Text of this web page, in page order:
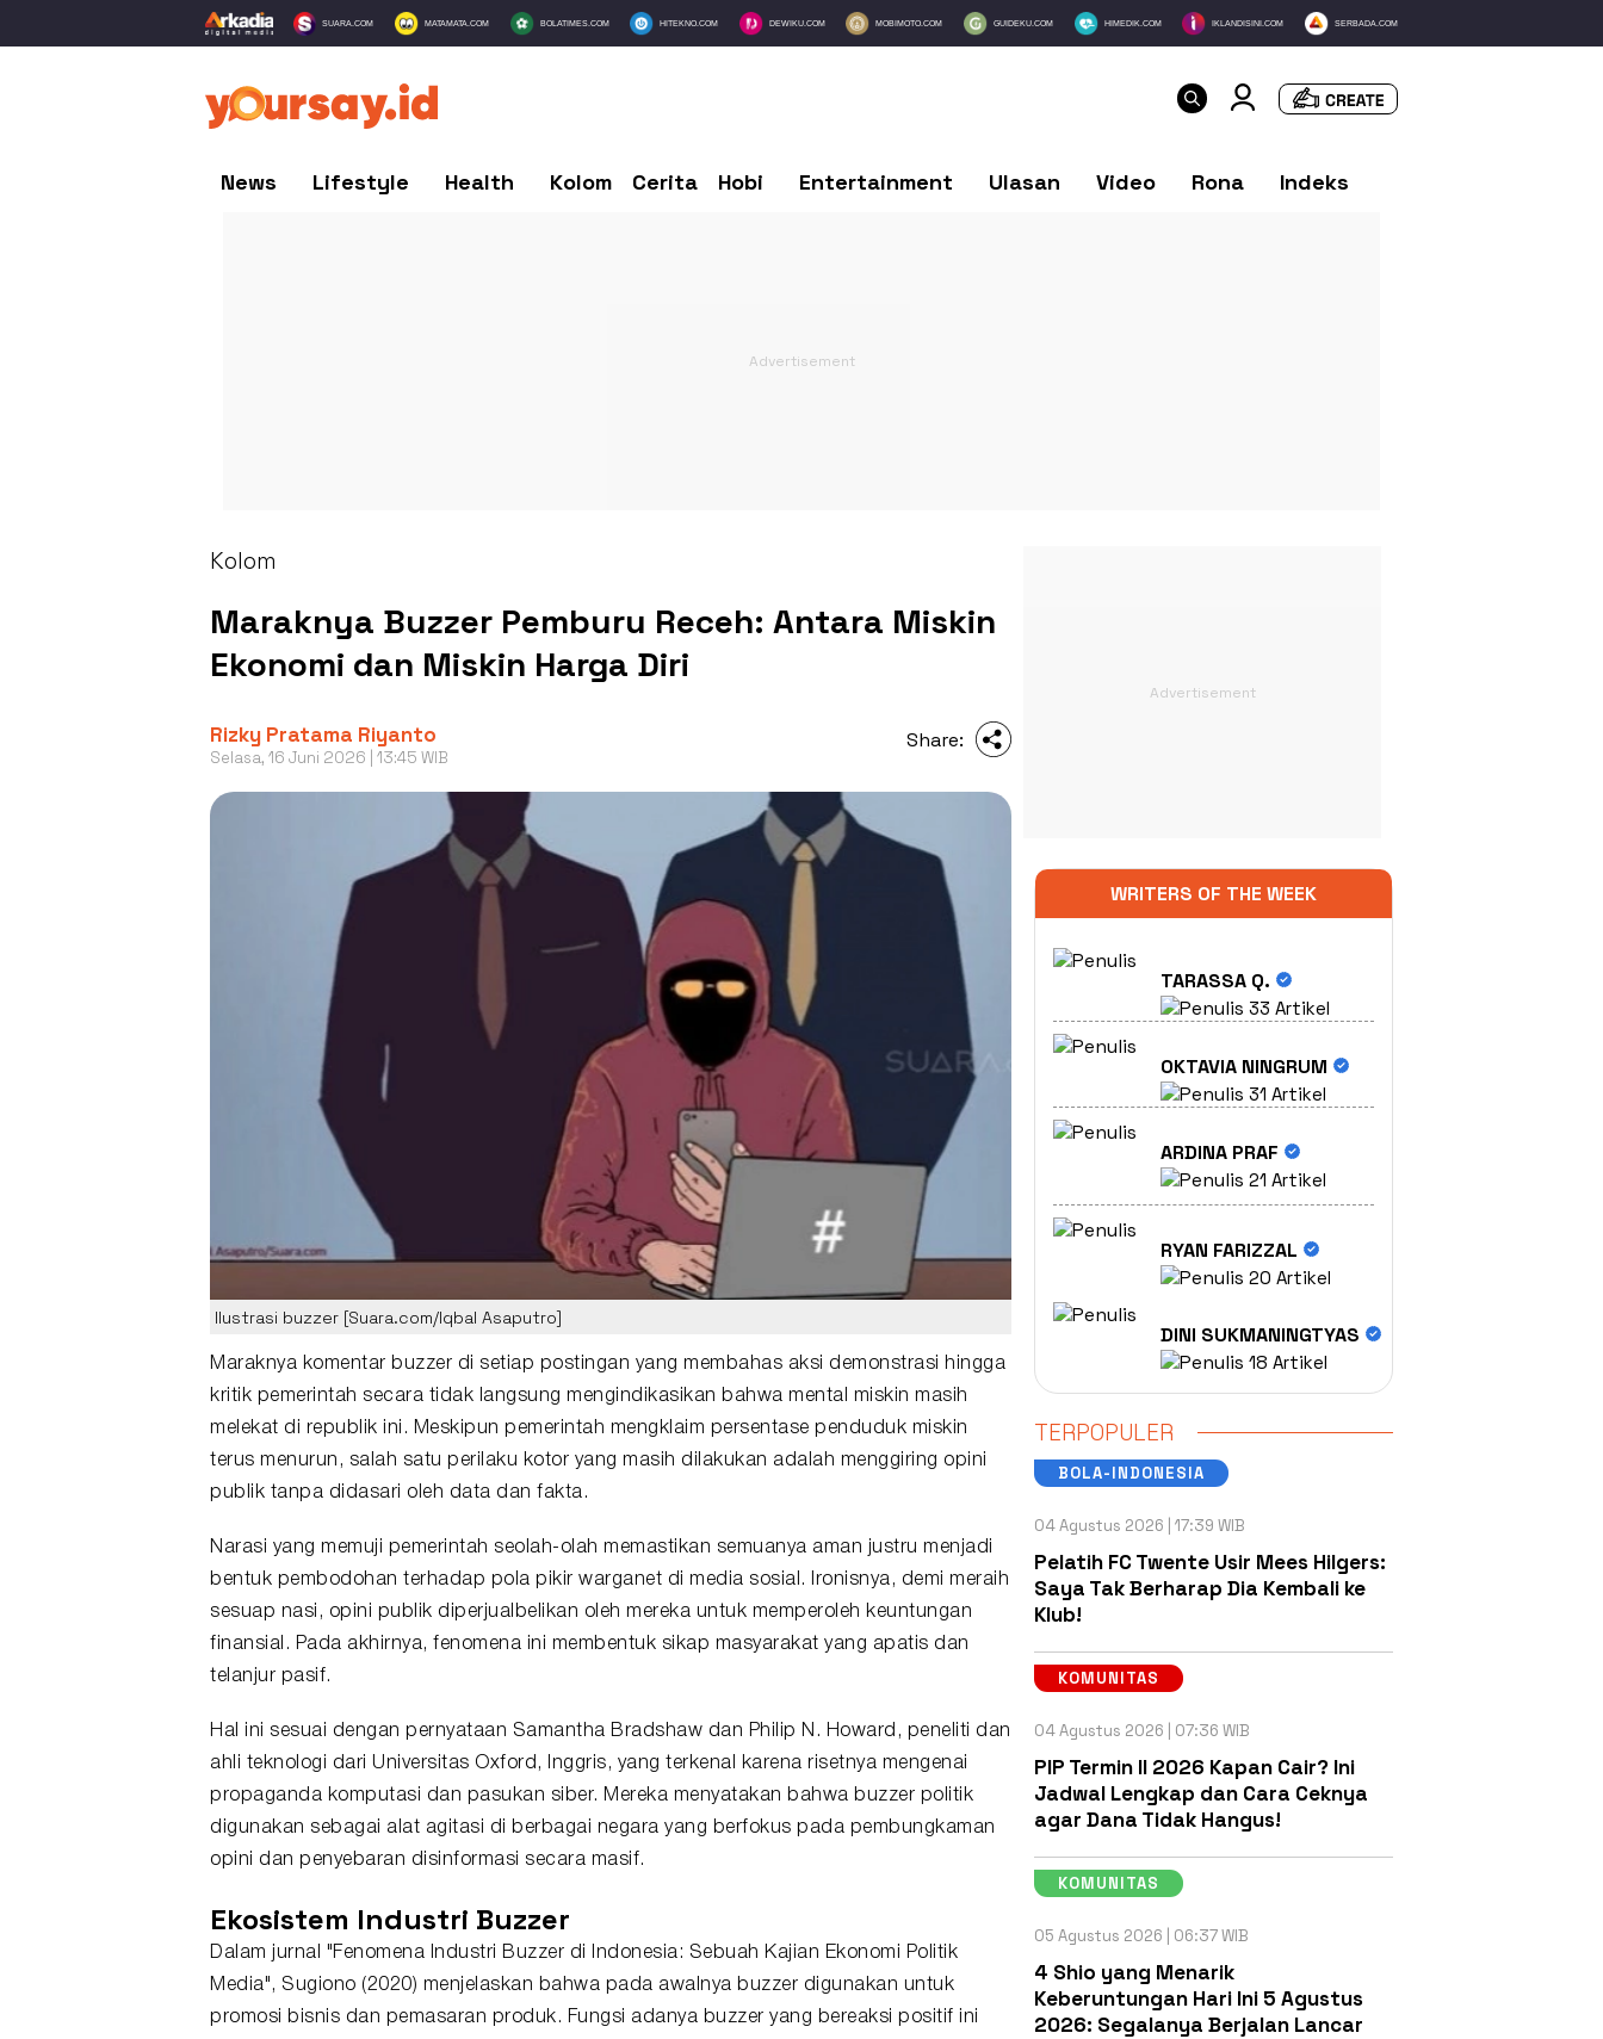
SUARA.COM MATAMATA.COM BOLATIMES.COM HITEKNO.COM DEWIKU.COM MOBIMOTO.COM GUIDEKU.COM HIMEDIK.COM IKLANDISINI.COM SERBADA.COM
News Lifestyle Health Kolom Cerita Hobi Entertainment Ulasan Video Rona Indeks
Kolom
Maraknya Buzzer Pemburu Receh: Antara Miskin
Ekonomi dan Miskin Harga Diri
Rizky Pratama Riyanto
Selasa, 16 Juni 2026 | 13:45 WIB
Share:
Ilustrasi buzzer [Suara.com/Iqbal Asaputro]
Maraknya komentar buzzer di setiap postingan yang membahas aksi demonstrasi hingga
kritik pemerintah secara tidak langsung mengindikasikan bahwa mental
miskin masih
melekat di republik ini. Meskipun pemerintah mengklaim persentase penduduk miskin
terus menurun, salah satu perilaku kotor yang masih dilakukan adalah menggiring opini
publik tanpa didasari oleh data dan fakta.
Narasi yang memuji pemerintah seolah-olah memastikan semuanya aman justru menjadi
bentuk pembodohan terhadap pola pikir warganet di media sosial. Ironisnya, demi meraih
sesuap nasi, opini publik diperjualbelikan oleh mereka untuk memperoleh keuntungan
finansial. Pada akhirnya, fenomena ini membentuk sikap masyarakat yang apatis dan
telanjur pasif.
Hal ini sesuai dengan pernyataan Samantha Bradshaw dan Philip N. Howard, peneliti dan
ahli teknologi dari Universitas Oxford, Inggris, yang terkenal karena risetnya mengenai
propaganda komputasi dan pasukan siber. Mereka menyatakan bahwa buzzer politik
digunakan sebagai alat agitasi di berbagai negara yang berfokus pada pembungkaman
opini dan penyebaran disinformasi secara masif.
Ekosistem Industri Buzzer
Dalam jurnal "Fenomena Industri Buzzer di Indonesia: Sebuah Kajian Ekonomi Politik
Media", Sugiono (2020) menjelaskan bahwa pada awalnya buzzer digunakan untuk
promosi bisnis dan pemasaran produk. Fungsi adanya buzzer yang bereaksi positif ini
WRITERS OF THE WEEK
TARASSA Q.
33 Artikel
OKTAVIA NINGRUM
31 Artikel
ARDINA PRAF
21 Artikel
RYAN FARIZZAL
20 Artikel
DINI SUKMANINGTYAS
18 Artikel
TERPOPULER
BOLA-INDONESIA
04 Agustus 2026 | 17:39 WIB
Pelatih FC Twente Usir Mees Hilgers:
Saya Tak Berharap Dia Kembali ke
Klub!
KOMUNITAS
04 Agustus 2026 | 07:36 WIB
PIP Termin II 2026 Kapan Cair? Ini
Jadwal Lengkap dan Cara Ceknya
agar Dana Tidak Hangus!
KOMUNITAS
05 Agustus 2026 | 06:37 WIB
4 Shio yang Menarik
Keberuntungan Hari Ini 5 Agustus
2026: Segalanya Berjalan Lancar